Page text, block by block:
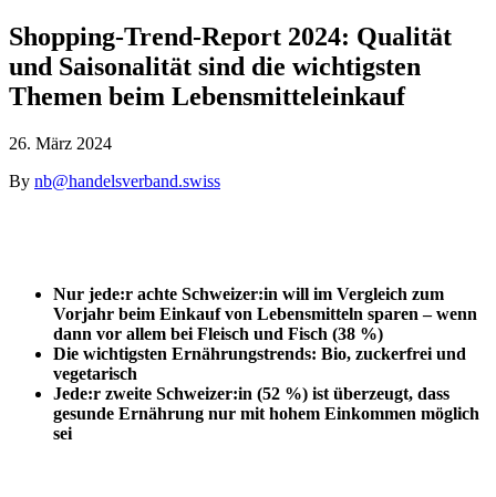
Shopping-Trend-Report 2024: Qualität
und Saisonalität sind die wichtigsten
Themen beim Lebensmitteleinkauf
26. März 2024
By nb@handelsverband.swiss
Nur jede:r achte Schweizer:in will im Vergleich zum
Vorjahr beim Einkauf von Lebensmitteln sparen – wenn
dann vor allem bei Fleisch und Fisch (38 %)
Die wichtigsten Ernährungstrends: Bio, zuckerfrei und
vegetarisch
Jede:r zweite Schweizer:in (52 %) ist überzeugt, dass
gesunde Ernährung nur mit hohem Einkommen möglich
sei